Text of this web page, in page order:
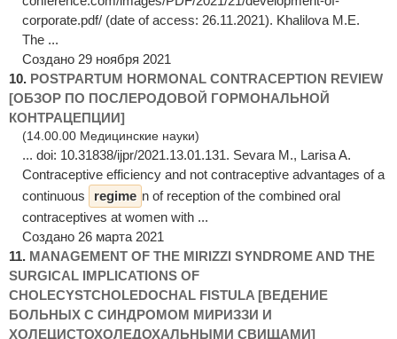
corporate.pdf/ (date of access: 26.11.2021). Khalilova M.E.
The ...
Создано 29 ноября 2021
10. POSTPARTUM HORMONAL CONTRACEPTION REVIEW
[ОБЗОР ПО ПОСЛЕРОДОВОЙ ГОРМОНАЛЬНОЙ
КОНТРАЦЕПЦИИ]
(14.00.00 Медицинские науки)
... doi: 10.31838/ijpr/2021.13.01.131. Sevara M., Larisa A.
Contraceptive efficiency and not contraceptive advantages of a
continuous
regime n of reception of the combined oral
contraceptives at women with ...
Создано 26 марта 2021
11. MANAGEMENT OF THE MIRIZZI SYNDROME AND THE
SURGICAL IMPLICATIONS OF
CHOLECYSTCHOLEDOCHAL FISTULA [ВЕДЕНИЕ
БОЛЬНЫХ С СИНДРОМОМ МИРИЗЗИ И
ХОЛЕЦИСТОХОЛЕДОХАЛЬНЫМИ СВИЩАМИ]